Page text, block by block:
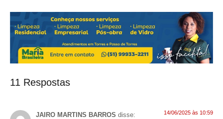
11 Respostas
JAIRO MARTINS BARROS disse: 14/06/2025 às 10:59